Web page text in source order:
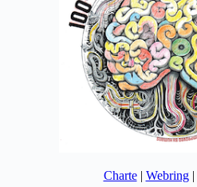
Charte| Webring|